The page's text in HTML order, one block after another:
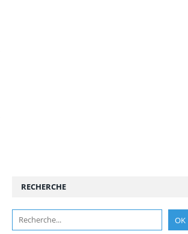
RECHERCHE